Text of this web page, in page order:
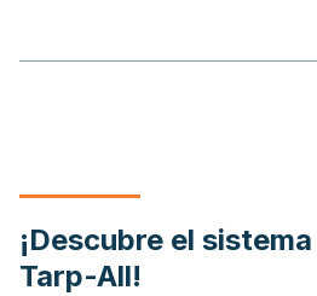
¡Descubre el
Tarp-All!